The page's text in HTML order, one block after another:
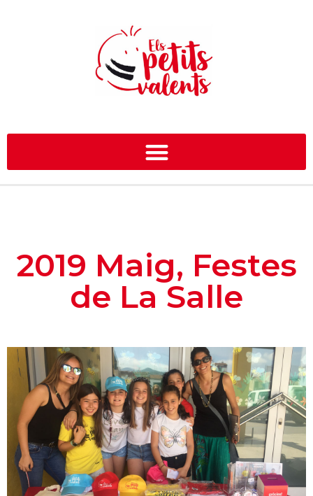
2019 Maig, Festes
de La Salle